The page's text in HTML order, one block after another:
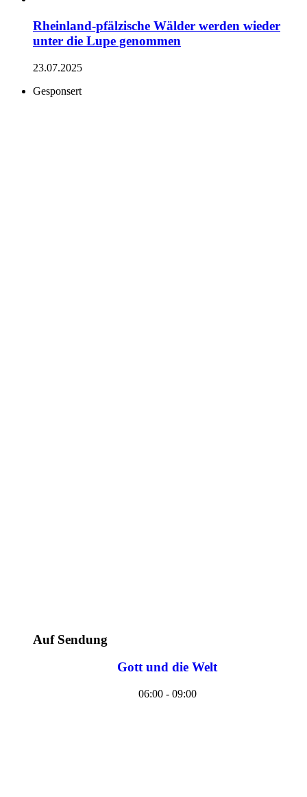
Rheinland-pfälzische Wälder werden wieder
unter die Lupe genommen
23.07.2025
Gesponsert
Auf Sendung
Gott und die Welt
06:00 - 09:00